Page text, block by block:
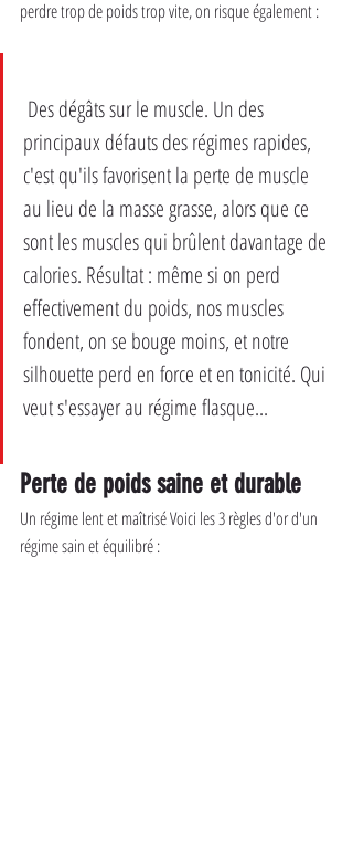
perdre trop de poids trop vite, on risque également :
principaux défauts des régimes rapides,
c'est qu'ils favorisent la perte de muscle
au lieu de la masse grasse, alors que ce
sont les muscles qui brûlent davantage de
calories. Résultat : même si on perd
effectivement du poids, nos muscles
fondent, on se bouge moins, et notre
silhouette perd en force et en tonicité. Qui
veut s'essayer au régime flasque...
Perte de poids saine et durable
Un régime lent et maîtrisé Voici les 3 règles d'or d'un
régime sain et équilibré :